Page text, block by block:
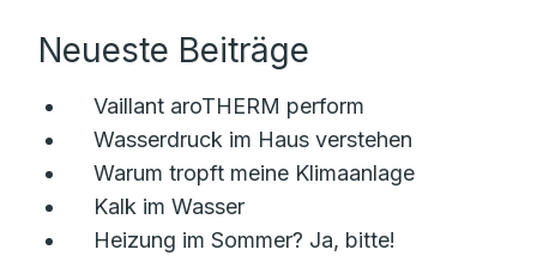
Neueste Beiträge
Vaillant aroTHERM perform
Wasserdruck im Haus verstehen
Warum tropft meine Klimaanlage
Kalk im Wasser
Heizung im Sommer? Ja, bitte!